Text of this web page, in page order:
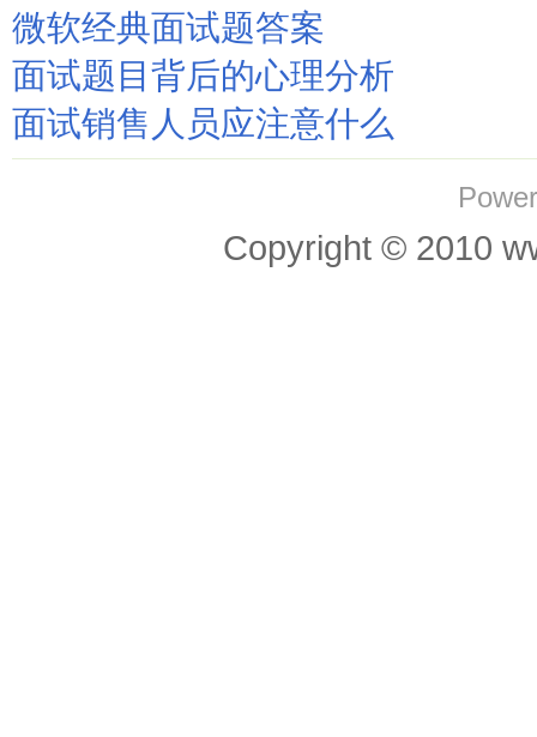
微软经典面试题答案
面试题目背后的心理分析
面试销售人员应注意什么
Copyright © 2010